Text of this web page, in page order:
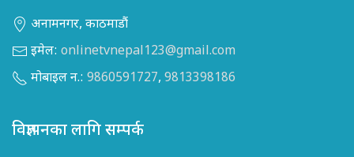
अनामनगर, काठमाडौं
इमेल: onlinetvnepal123@gmail.com
मोबाइल न.: 9860591727, 9813398186
विज्ञापनका लागि सम्पर्क